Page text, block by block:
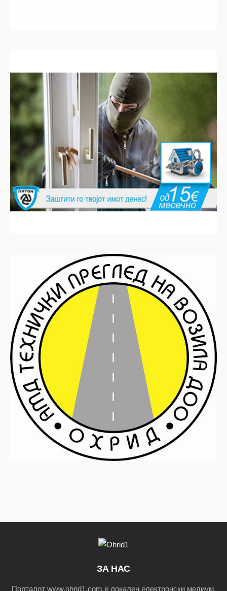
ЗА НАС
Порталот www.ohrid1.com е локален електронски медиум,